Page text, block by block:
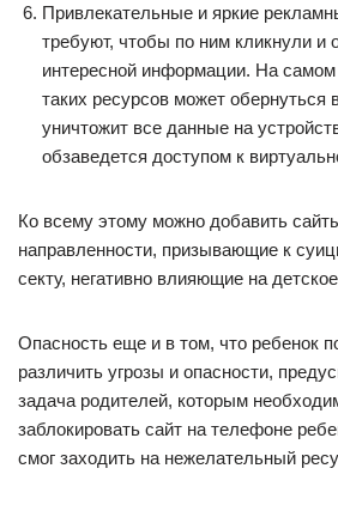
Привлекательные и яркие
требуют, чтобы по ним кликнули и
интересной информации. На
таких ресурсов может обернуться
уничтожит все данные на
обзаведется доступом к
Ко всему этому можно добавить
направленности, призывающие к
секту, негативно влияющие на
Опасность еще и в том, что ребенок
различить угрозы и опасности,
задача родителей, которым
заблокировать сайт на телефоне
смог заходить на нежелательный